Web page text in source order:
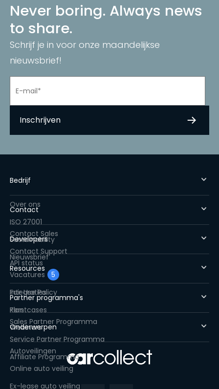
Never boring. Always news
to share.
Schrijf je in voor onze maandelijkse
nieuwsbrief!
Bedrijf
Over ons
ISO 27001
Sustainability
Nieuwsbrief
Vacatures
5
Fair Use Policy
Pers
Contact
Contact Sales
Contact Support
Developers
API status
Resources
Integraties
Klantcases
Webinars
Partner programma's
Sales Partner Programma
Service Partner Programma
Affiliate Programma
Onderwerpen
Autoveilingen
Online auto veiling
Ex-lease auto veiling